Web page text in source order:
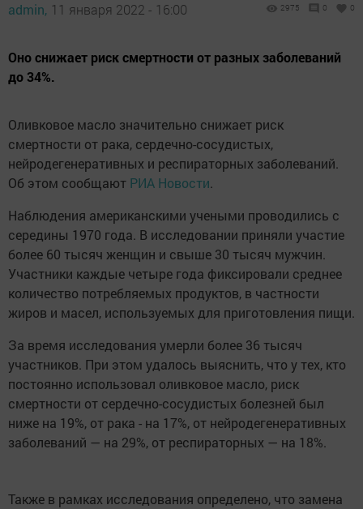
admin, 11 января 2022 - 16:00 2975 0 0
Оно снижает риск смертности от разных заболеваний
до 34%.
Оливковое масло значительно снижает риск
смертности от рака, сердечно-сосудистых,
нейродегенеративных и респираторных заболеваний.
Об этом сообщают РИА Новости.
Наблюдения американскими учеными проводились с
середины 1970 года. В исследовании приняли участие
более 60 тысяч женщин и свыше 30 тысяч мужчин.
Участники каждые четыре года фиксировали среднее
количество потребляемых продуктов, в частности
жиров и масел, используемых для приготовления пищи.
За время исследования умерли более 36 тысяч
участников. При этом удалось выяснить, что у тех, кто
постоянно использовал оливковое масло, риск
смертности от сердечно-сосудистых болезней был
ниже на 19%, от рака - на 17%, от нейродегенеративных
заболеваний — на 29%, от респираторных — на 18%.
Также в рамках исследования определено, что замена